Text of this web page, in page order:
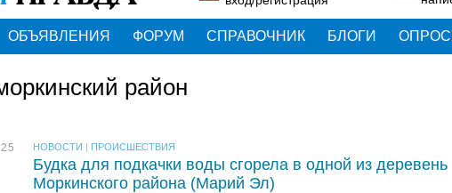
ОБЪЯВЛЕНИЯ ФОРУМ СПРАВОЧНИК БЛОГИ
район
НОВОСТИ | ПРОИСШЕСТВИЯ
Будка для подкачки воды сгорела в одной из деревень
Моркинского района (Марий Эл)